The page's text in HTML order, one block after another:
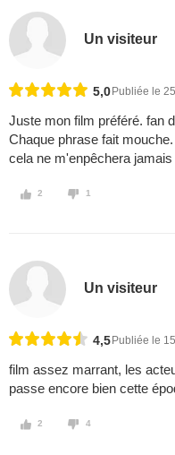
Un visiteur
5,0 Publiée le
Juste mon film préféré. fan
Chaque phrase fait
cela ne m'enpêchera
2 1
Un visiteur
4,5 Publiée le
film assez marrant, les
passe encore bien cette
2 4